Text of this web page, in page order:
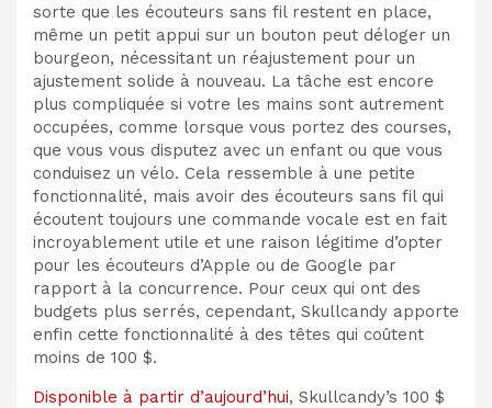
sorte que les écouteurs sans fil restent en place,
même un petit appui sur un bouton peut déloger un
bourgeon, nécessitant un réajustement pour un
ajustement solide à nouveau. La tâche est encore
plus compliquée si votre les mains sont autrement
occupées, comme lorsque vous portez des courses,
que vous vous disputez avec un enfant ou que vous
conduisez un vélo. Cela ressemble à une petite
fonctionnalité, mais avoir des écouteurs sans fil qui
écoutent toujours une commande vocale est en fait
incroyablement utile et une raison légitime d’opter
pour les écouteurs d’Apple ou de Google par
rapport à la concurrence. Pour ceux qui ont des
budgets plus serrés, cependant, Skullcandy apporte
enfin cette fonctionnalité à des têtes qui coûtent
moins de 100 $.
Disponible à partir d’aujourd’hui, Skullcandy’s 100 $